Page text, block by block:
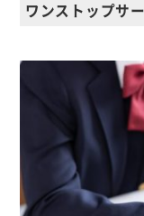
ワンストップサ